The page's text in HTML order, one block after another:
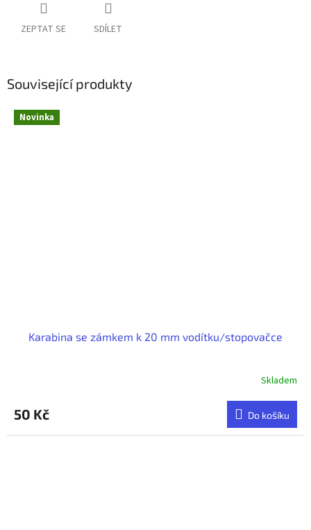
ZEPTAT SE SDÍLET
Související produkty
Novinka
Karabina se zámkem k 20 mm vodítku/stopovačce
Skladem
50 Kč Do košíku